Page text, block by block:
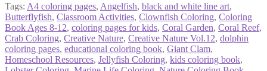
Tags: A4 coloring pages, Angelfish, black and white line art,
Butterflyfish, Classroom Activities, Clownfish Coloring, Coloring
Book Ages 8-12, coloring pages for kids, Coral Garden, Coral Reef,
Crab Coloring, Creative Nature, Creative Nature Vol.12, dolphin
coloring pages, educational coloring book, Giant Clam,
Homeschool Resources, Jellyfish Coloring, kids coloring book,